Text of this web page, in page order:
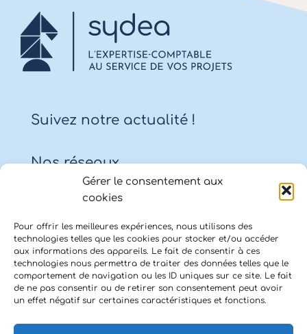
Gérer le consentement aux
cookies
Pour offrir les meilleures expériences, nous utilisons des
technologies telles que les cookies pour stocker et/ou accéder
aux informations des appareils. Le fait de consentir à ces
technologies nous permettra de traiter des données telles que le
comportement de navigation ou les ID uniques sur ce site. Le fait
de ne pas consentir ou de retirer son consentement peut avoir
un effet négatif sur certaines caractéristiques et fonctions.
Suivez notre actualité !
Nos réseaux
Contact
Cabinet CHAPONOST
1 route des Troques – 69630 Chaponost
Cabinet CHASSIEU